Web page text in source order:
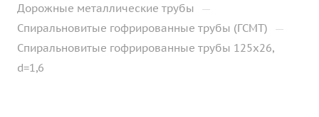
Дорожные металлические трубы —
Спиральновитые гофрированные трубы (ГСМТ) —
Спиральновитые гофрированные трубы 125х26,
d=1,6